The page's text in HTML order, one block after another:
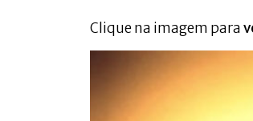
Clique na imagem para